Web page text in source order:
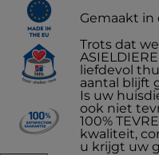
Gemaakt in
Trots dat we
liefdevol
aantal blijft
Is uw
ook niet
100%
kwaliteit,
u krijgt uw